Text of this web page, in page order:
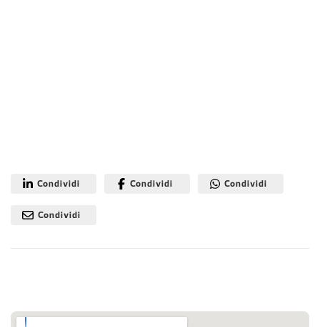
Condividi Condividi Condividi
Condividi